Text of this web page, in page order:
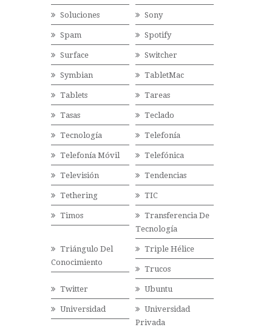
Soluciones Sony
Spam Spotify
Surface Switcher
Symbian TabletMac
Tablets Tareas
Tasas Teclado
Tecnología Telefonía
Telefonía Móvil Telefónica
Televisión Tendencias
Tethering TIC
Timos
Transferencia De
Tecnología
Triángulo Del
Conocimiento
Triple Hélice
Trucos
Twitter Ubuntu
Universidad
Universidad
Privada